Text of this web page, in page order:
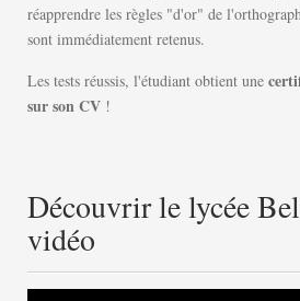
réapprendre les règles "d'or" de
sont immédiatement retenus.
Les tests réussis, l'étudiant obtient une
sur son CV !
Découvrir le lycée
vidéo